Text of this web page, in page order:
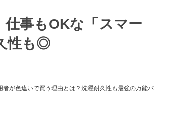
仕事もOKな「スマー
性も◎
が色違いで買う理由とは？洗濯耐久性も最強の万能パ